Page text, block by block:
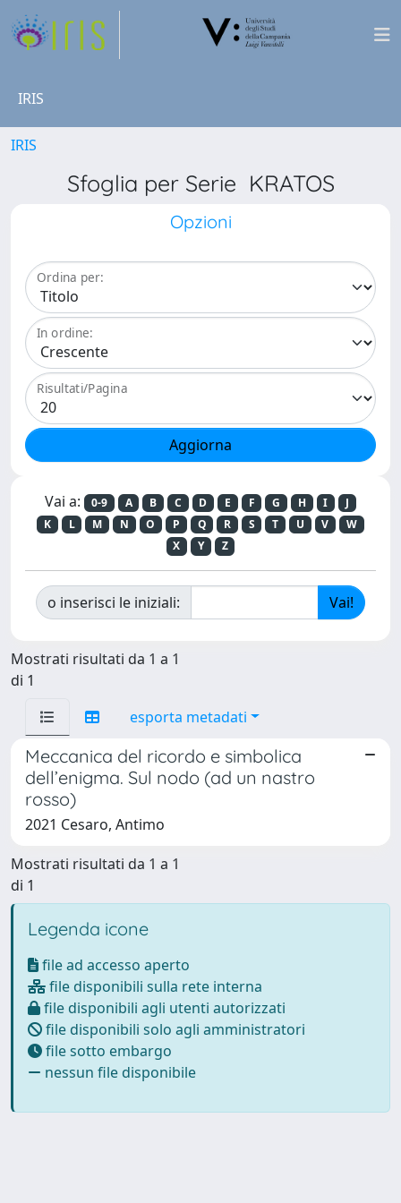
IRIS
IRIS
Sfoglia per Serie KRATOS
Opzioni
Ordina per:
In ordine:
Risultati/Pagina
Vai a: 0-9 A B C D E F G H I
J
K
L M N O P Q R S T U V
W
X
Y Z
o inserisci le iniziali:
Mostrati risultati da 1 a 1
di 1
esporta metadati
Meccanica del ricordo e simbolica
dell’enigma. Sul nodo (ad un nastro
rosso)
2021 Cesaro, Antimo
Mostrati risultati da 1 a 1
di 1
Legenda icone
file ad accesso aperto
file disponibili sulla rete interna
file disponibili agli utenti autorizzati
file disponibili solo agli amministratori
file sotto embargo
nessun file disponibile